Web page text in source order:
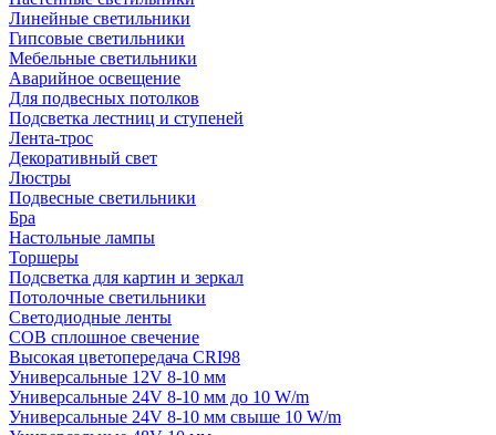
Линейные светильники
Гипсовые светильники
Мебельные светильники
Аварийное освещение
Для подвесных потолков
Подсветка лестниц и ступеней
Лента-трос
Декоративный свет
Люстры
Подвесные светильники
Бра
Настольные лампы
Торшеры
Подсветка для картин и зеркал
Потолочные светильники
Светодиодные ленты
COB сплошное свечение
Высокая цветопередача CRI98
Универсальные 12V 8-10 мм
Универсальные 24V 8-10 мм до 10 W/m
Универсальные 24V 8-10 мм свыше 10 W/m